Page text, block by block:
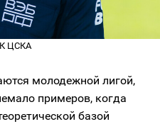
ЦСКА
молодежной лигой,
примеров, когда
базой